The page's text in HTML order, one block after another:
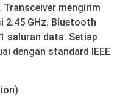
mengirim
2.45 GHz. Bluetooth
saluran data. Setiap
dengan standard IEEE